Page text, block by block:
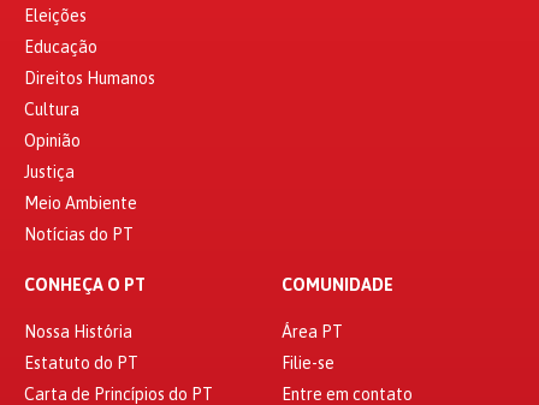
Eleições
Educação
Direitos Humanos
Cultura
Opinião
Justiça
Meio Ambiente
Notícias do PT
CONHEÇA O PT
Nossa História
Estatuto do PT
Carta de Princípios do PT
COMUNIDADE
Área PT
Filie-se
Entre em contato